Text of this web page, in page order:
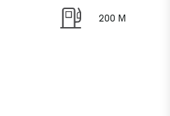
200 M